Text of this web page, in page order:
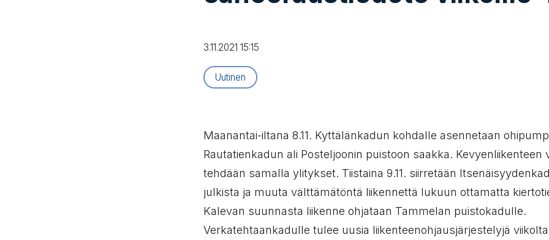
3.11.2021 15:15
Artikkelityyppi:
Uutinen
Maanantai-iltana 8.11. Kyttälänkadun kohdalle asennetaan
Rautatienkadun ali Posteljoonin puistoon saakka. Kevyenliikenteen
tehdään samalla ylitykset. Tiistaina 9.11. siirretään
julkista ja muuta välttämätöntä liikennettä lukuun ottamatta
Kalevan suunnasta liikenne ohjataan Tammelan puistokadulle.
Verkatehtaankadulle tulee uusia liikenteenohjausjärjestelyjä